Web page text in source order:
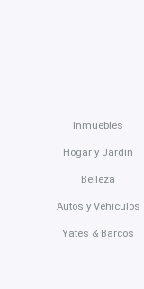
Inmuebles
Hogar y Jardín
Belleza
Autos y Vehículos
Yates & Barcos